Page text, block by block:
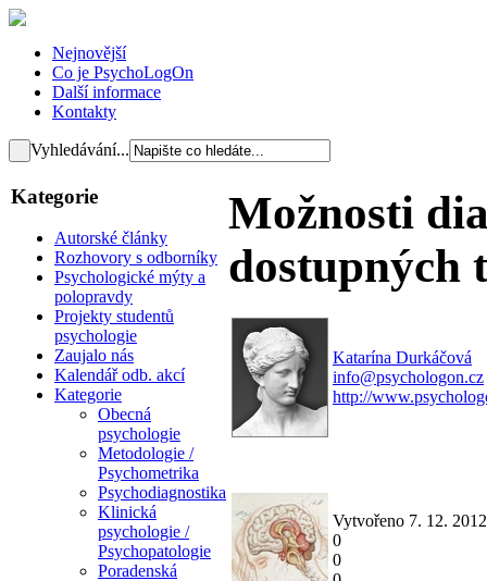
Nejnovější
Co je PsychoLogOn
Další informace
Kontakty
Vyhledávání...
Kategorie
Autorské články
Rozhovory s odborníky
Psychologické mýty a
polopravdy
Projekty studentů
psychologie
Zaujalo nás
Kalendář odb. akcí
Kategorie
Obecná
psychologie
Metodologie /
Psychometrika
Psychodiagnostika
Klinická
psychologie /
Psychopatologie
Poradenská
Možnosti
dostupných
Katarína Durkáčová
info@psychologon.cz
http://
Vytvořeno 7. 12.
0
0